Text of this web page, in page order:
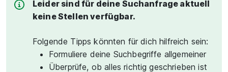
Leider sind für deine Suchanfrage aktuell
keine Stellen verfügbar.
Folgende Tipps könnten für dich hilfreich sein:
Formuliere deine Suchbegriffe allgemeiner
Überprüfe, ob alles richtig geschrieben ist